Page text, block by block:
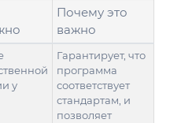
Почему это
важно
у
Гарантирует, что
программа
соответствует
стандартам, и
позволяет